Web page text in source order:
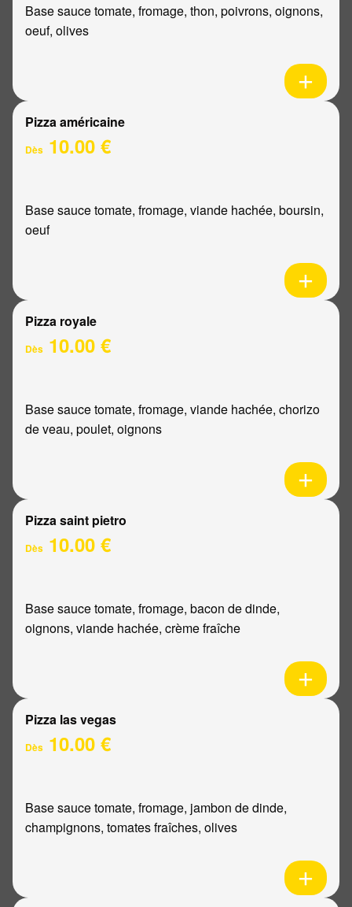
Base sauce tomate, fromage, thon, poivrons, oignons,
oeuf, olives
Pizza américaine
Dès 10.00 €
Base sauce tomate, fromage, viande hachée, boursin,
oeuf
Pizza royale
Dès 10.00 €
Base sauce tomate, fromage, viande hachée, chorizo
de veau, poulet, oignons
Pizza saint pietro
Dès 10.00 €
Base sauce tomate, fromage, bacon de dinde,
oignons, viande hachée, crème fraîche
Pizza las vegas
Dès 10.00 €
Base sauce tomate, fromage, jambon de dinde,
champignons, tomates fraîches, olives